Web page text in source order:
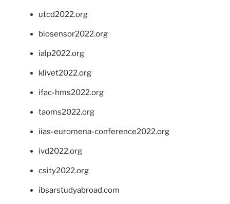
utcd2022.org
biosensor2022.org
ialp2022.org
klivet2022.org
ifac-hms2022.org
taoms2022.org
iias-euromena-conference2022.org
ivd2022.org
csity2022.org
ibsarstudyabroad.com